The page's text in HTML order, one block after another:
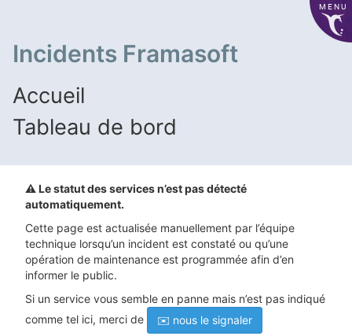
MENU
Incidents Framasoft
Accueil
Tableau de bord
⚠️ Le statut des services n’est pas détecté
automatiquement.
Cette page est actualisée manuellement par l’équipe
technique lorsqu’un incident est constaté ou qu’une
opération de maintenance est programmée afin d’en
informer le public.
Si un service vous semble en panne mais n’est pas indiqué
comme tel ici, merci de
✉️ nous le signaler